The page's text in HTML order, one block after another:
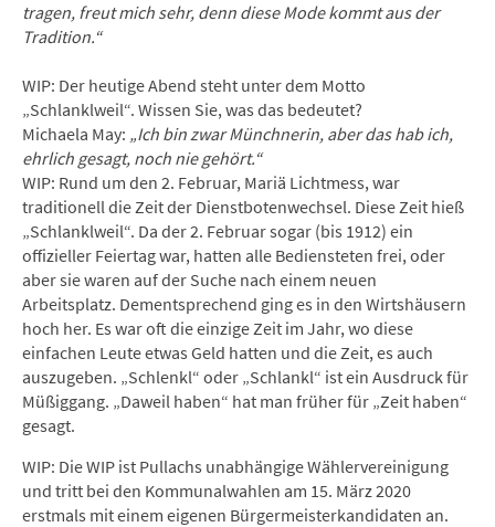
tragen, freut mich sehr, denn diese Mode kommt aus der
Tradition.“
WIP: Der heutige Abend steht unter dem Motto
„Schlanklweil“. Wissen Sie, was das bedeutet?
Michaela May: „Ich bin zwar Münchnerin, aber das hab ich,
ehrlich gesagt, noch nie gehört.“
WIP: Rund um den 2. Februar, Mariä Lichtmess, war
traditionell die Zeit der Dienstbotenwechsel. Diese Zeit hieß
„Schlanklweil“. Da der 2. Februar sogar (bis 1912) ein
offizieller Feiertag war, hatten alle Bediensteten frei, oder
aber sie waren auf der Suche nach einem neuen
Arbeitsplatz. Dementsprechend ging es in den Wirtshäusern
hoch her. Es war oft die einzige Zeit im Jahr, wo diese
einfachen Leute etwas Geld hatten und die Zeit, es auch
auszugeben. „Schlenkl“ oder „Schlankl“ ist ein Ausdruck für
Müßiggang. „Daweil haben“ hat man früher für „Zeit haben“
gesagt.
WIP: Die WIP ist Pullachs unabhängige Wählervereinigung
und tritt bei den Kommunalwahlen am 15. März 2020
erstmals mit einem eigenen Bürgermeisterkandidaten an.